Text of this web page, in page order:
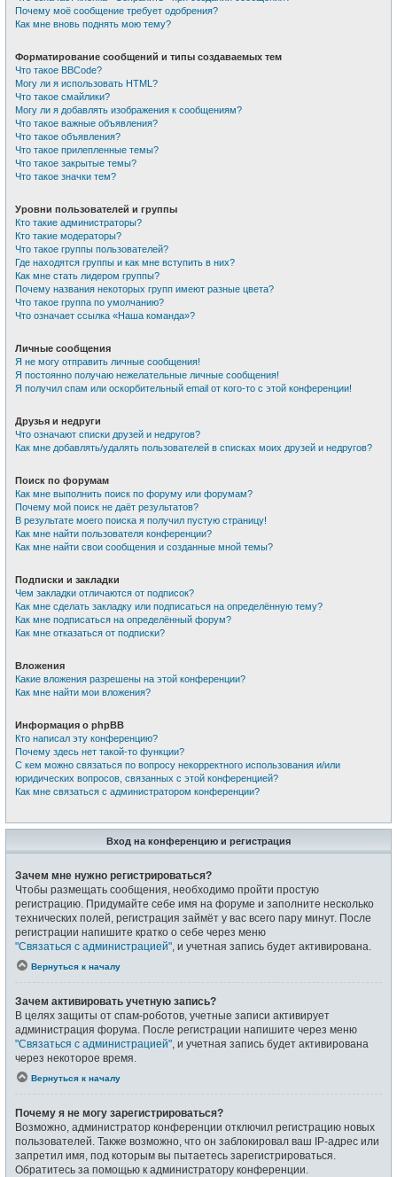
Почему моё сообщение требует одобрения?
Как мне вновь поднять мою тему?
Форматирование сообщений и типы создаваемых тем
Что такое BBCode?
Могу ли я использовать HTML?
Что такое смайлики?
Могу ли я добавлять изображения к сообщениям?
Что такое важные объявления?
Что такое объявления?
Что такое прилепленные темы?
Что такое закрытые темы?
Что такое значки тем?
Уровни пользователей и группы
Кто такие администраторы?
Кто такие модераторы?
Что такое группы пользователей?
Где находятся группы и как мне вступить в них?
Как мне стать лидером группы?
Почему названия некоторых групп имеют разные цвета?
Что такое группа по умолчанию?
Что означает ссылка «Наша команда»?
Личные сообщения
Я не могу отправить личные сообщения!
Я постоянно получаю нежелательные личные сообщения!
Я получил спам или оскорбительный email от кого-то с этой конференции!
Друзья и недруги
Что означают списки друзей и недругов?
Как мне добавлять/удалять пользователей в списках моих друзей и недругов?
Поиск по форумам
Как мне выполнить поиск по форуму или форумам?
Почему мой поиск не даёт результатов?
В результате моего поиска я получил пустую страницу!
Как мне найти пользователя конференции?
Как мне найти свои сообщения и созданные мной темы?
Подписки и закладки
Чем закладки отличаются от подписок?
Как мне сделать закладку или подписаться на определённую тему?
Как мне подписаться на определённый форум?
Как мне отказаться от подписки?
Вложения
Какие вложения разрешены на этой конференции?
Как мне найти мои вложения?
Информация о phpBB
Кто написал эту конференцию?
Почему здесь нет такой-то функции?
С кем можно связаться по вопросу некорректного использования и/или
юридических вопросов, связанных с этой конференцией?
Как мне связаться с администратором конференции?
Вход на конференцию и регистрация
Зачем мне нужно регистрироваться?
Чтобы размещать сообщения, необходимо пройти простую
регистрацию. Придумайте себе имя на форуме и заполните несколько
технических полей, регистрация займёт у вас всего пару минут. После
регистрации напишите кратко о себе через меню
"Связаться с администрацией" , и учетная запись будет активирована.
Вернуться к началу
Зачем активировать учетную запись?
В целях защиты от спам-роботов, учетные записи активирует
администрация форума. После регистрации напишите через меню
"Связаться с администрацией" , и учетная запись будет активирована
через некоторое время.
Вернуться к началу
Почему я не могу зарегистрироваться?
Возможно, администратор конференции отключил регистрацию новых
пользователей. Также возможно, что он заблокировал ваш IP-адрес или
запретил имя, под которым вы пытаетесь зарегистрироваться.
Обратитесь за помощью к администратору конференции.